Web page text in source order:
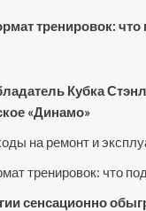
тренировок:
Кубка
«Динамо»
на ремонт и
тренировок: что
сенсационно